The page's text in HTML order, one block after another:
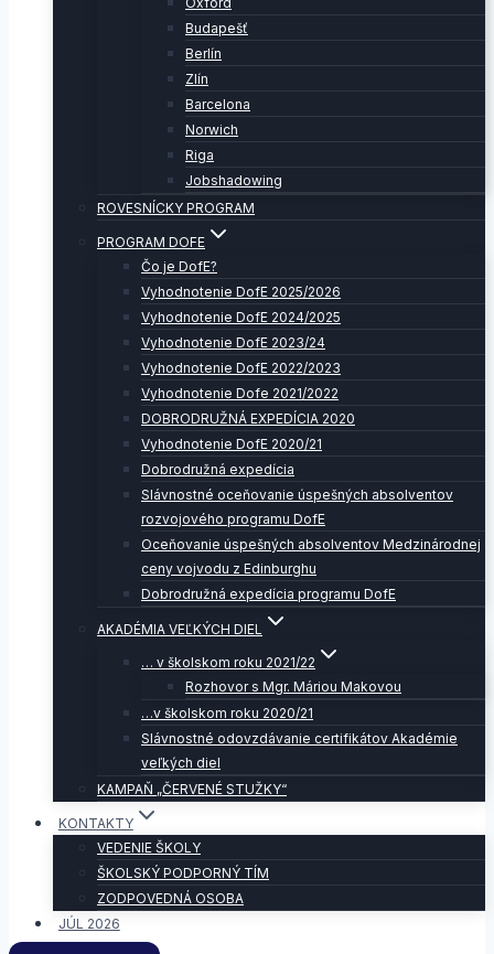
Budapešť
Berlín
Zlín
Barcelona
Norwich
Riga
Jobshadowing
ROVESNÍCKY PROGRAM
PROGRAM DOFE
Čo je DofE?
Vyhodnotenie DofE 2025/2026
Vyhodnotenie DofE 2024/2025
Vyhodnotenie DofE 2023/24
Vyhodnotenie DofE 2022/2023
Vyhodnotenie Dofe 2021/2022
DOBRODRUŽNÁ EXPEDÍCIA 2020
Vyhodnotenie DofE 2020/21
Dobrodružná expedícia
Slávnostné oceňovanie úspešných absolventov
rozvojového programu DofE
Oceňovanie úspešných absolventov Medzinárodnej
ceny vojvodu z Edinburghu
Dobrodružná expedícia programu DofE
AKADÉMIA VEĽKÝCH DIEL
… v školskom roku 2021/22
Rozhovor s Mgr. Máriou Makovou
…v školskom roku 2020/21
Slávnostné odovzdávanie certifikátov Akadémie
veľkých diel
KAMPAŇ „ČERVENÉ STUŽKY“
KONTAKTY
VEDENIE ŠKOLY
ŠKOLSKÝ PODPORNÝ TÍM
ZODPOVEDNÁ OSOBA
JÚL 2026